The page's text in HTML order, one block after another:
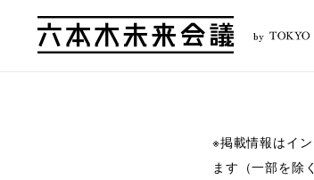
by
※掲載情報はイ
ます（一部を除